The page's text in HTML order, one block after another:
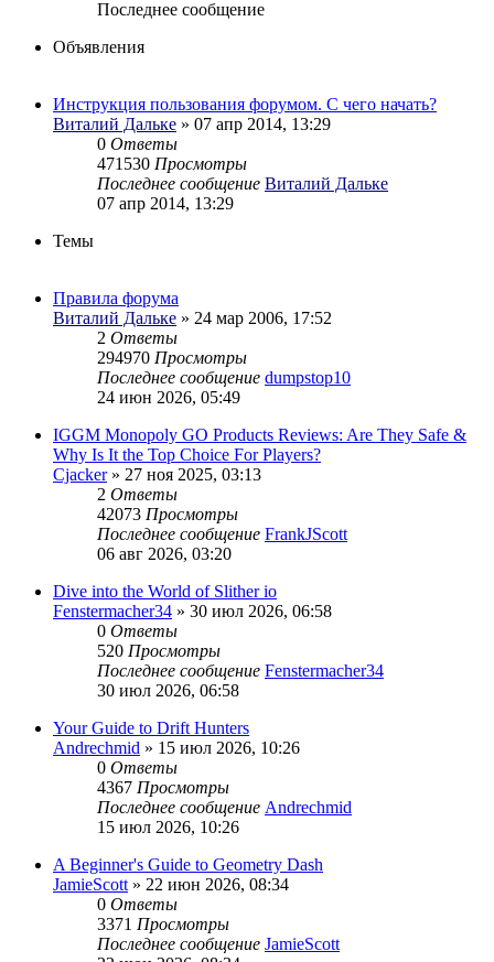
Последнее сообщение
Объявления
Инструкция пользования форумом. С чего начать?
Виталий Дальке » 07 апр 2014, 13:29
0 Ответы
471530 Просмотры
Последнее сообщение Виталий Дальке
07 апр 2014, 13:29
Темы
Правила форума
Виталий Дальке » 24 мар 2006, 17:52
2 Ответы
294970 Просмотры
Последнее сообщение dumpstop10
24 июн 2026, 05:49
IGGM Monopoly GO Products Reviews: Are They Safe &
Why Is It the Top Choice For Players?
Cjacker» 27 ноя 2025, 03:13
2 Ответы
42073 Просмотры
Последнее сообщение FrankJScott
06 авг 2026, 03:20
Dive into the World of Slither io
Fenstermacher34 » 30 июл 2026, 06:58
0 Ответы
520 Просмотры
Последнее сообщение Fenstermacher34
30 июл 2026, 06:58
Your Guide to Drift Hunters
Andrechmid » 15 июл 2026, 10:26
0 Ответы
4367 Просмотры
Последнее сообщение Andrechmid
15 июл 2026, 10:26
A Beginner's Guide to Geometry Dash
JamieScott » 22 июн 2026, 08:34
0 Ответы
3371 Просмотры
Последнее сообщение JamieScott